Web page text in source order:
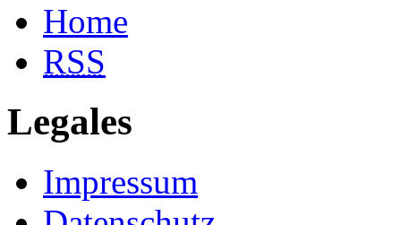
Home
RSS
Legales
Impressum